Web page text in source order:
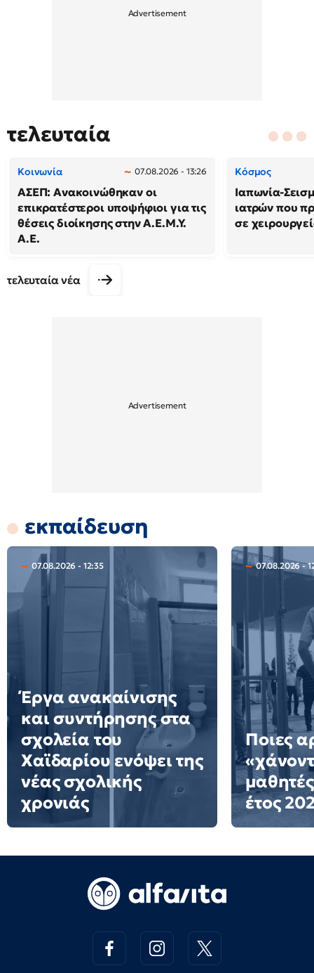
τελευταία
Κοινωνία 07.08.2026 - 13:26
ΑΣΕΠ: Ανακοινώθηκαν οι
επικρατέστεροι υποψήφιοι για τις
θέσεις διοίκησης στην Α.Ε.Μ.Υ.
Α.Ε.
Κόσμος
Ιαπωνία-
ιατρών που
σε
τελευταία νέα
εκπαίδευση
07.08.2026 - 12:35
Έργα ανακαίνισης
και συντήρησης στα
σχολεία του
Χαϊδαρίου ενόψει της
νέας σχολικής
χρονιάς
07.08.2026 -
Ποιες
έτος